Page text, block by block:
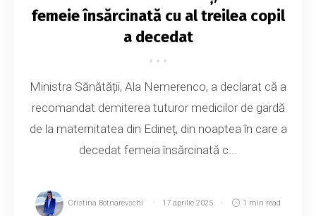
femeie însărcinată cu al treilea copil
a decedat
Ministra Sănătății, Ala Nemerenco, a declarat că a
recomandat demiterea tuturor medicilor de gardă
de la maternitatea din Edineț, din noaptea în care a
decedat femeia însărcinată c...
Cristina Botnarevschi 17 aprilie 2025 1 min read